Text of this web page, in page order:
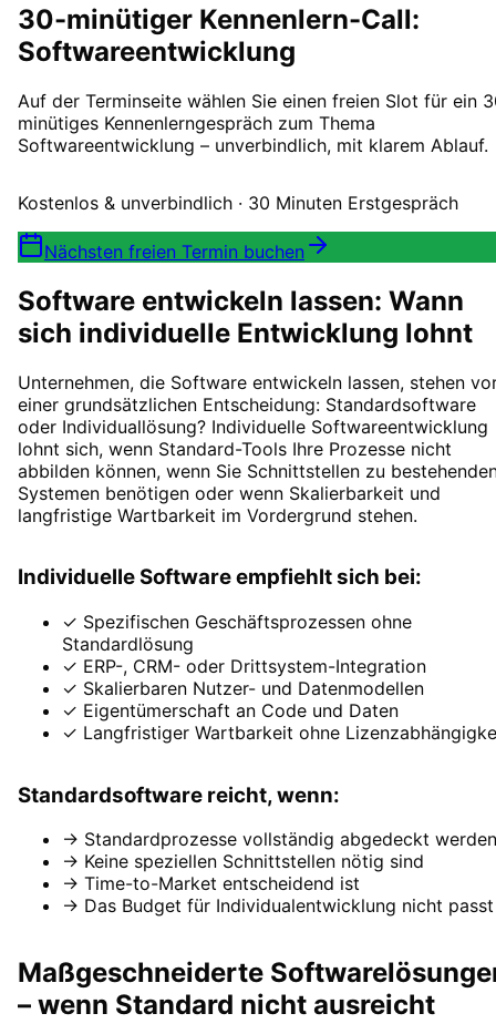
30-minütiger Kennenlern-Call:
Softwareentwicklung
Auf der Terminseite wählen Sie einen freien Slot für ein
minütiges Kennenlerngespräch zum Thema
Softwareentwicklung – unverbindlich, mit klarem Ablauf.
Kostenlos & unverbindlich · 30 Minuten Erstgespräch
Nächsten freien Termin buchen
Software entwickeln lassen: Wann
sich individuelle Entwicklung lohnt
Unternehmen, die Software entwickeln lassen, stehen
einer grundsätzlichen Entscheidung: Standardsoftware
oder Individuallösung? Individuelle Softwareentwicklung
lohnt sich, wenn Standard-Tools Ihre Prozesse nicht
abbilden können, wenn Sie Schnittstellen zu
Systemen benötigen oder wenn Skalierbarkeit und
langfristige Wartbarkeit im Vordergrund stehen.
Individuelle Software empfiehlt sich bei:
✓ Spezifischen Geschäftsprozessen ohne
Standardlösung
✓ ERP-, CRM- oder Drittsystem-Integration
✓ Skalierbaren Nutzer- und Datenmodellen
✓ Eigentümerschaft an Code und Daten
✓ Langfristiger Wartbarkeit ohne
Standardsoftware reicht, wenn:
→ Standardprozesse vollständig abgedeckt werden
→ Keine speziellen Schnittstellen nötig sind
→ Time-to-Market entscheidend ist
→ Das Budget für Individualentwicklung nicht passt
Maßgeschneiderte
– wenn Standard nicht ausreicht